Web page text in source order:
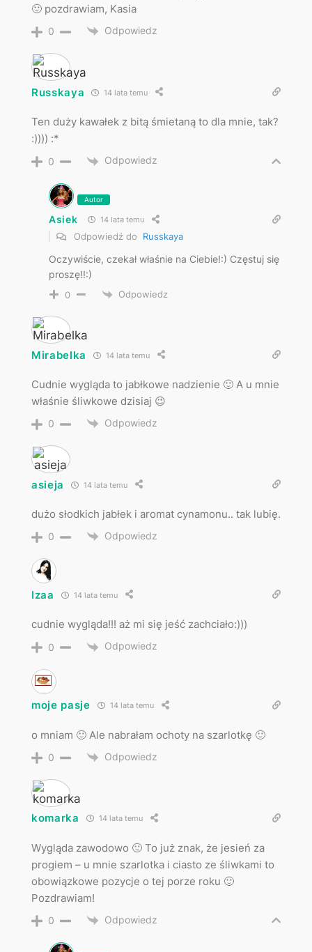
🙂 pozdrawiam, Kasia
0 Odpowiedz
Russkaya 14 lata temu
Ten duży kawałek z bitą śmietaną to dla mnie, tak?
:)))) :*
0 Odpowiedz
Autor
Asiek 14 lata temu
Odpowiedź do Russkaya
Oczywiście, czekał właśnie na Ciebie!:) Częstuj się
proszę!!:)
0 Odpowiedz
Mirabelka 14 lata temu
Cudnie wygląda to jabłkowe nadzienie 🙂 A u mnie
właśnie śliwkowe dzisiaj 😉
0 Odpowiedz
asieja 14 lata temu
dużo słodkich jabłek i aromat cynamonu.. tak lubię.
0 Odpowiedz
Izaa 14 lata temu
cudnie wygląda!!! aż mi się jeść zachciało:)))
0 Odpowiedz
moje pasje 14 lata temu
o mniam 🙂 Ale nabrałam ochoty na szarlotkę 🙂
0 Odpowiedz
komarka 14 lata temu
Wygląda zawodowo 🙂 To już znak, że jesień za
progiem – u mnie szarlotka i ciasto ze śliwkami to
obowiązkowe pozycje o tej porze roku 🙂
Pozdrawiam!
0 Odpowiedz